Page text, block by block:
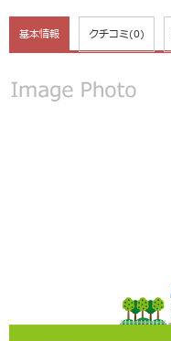
基本情報 クチコミ(0)